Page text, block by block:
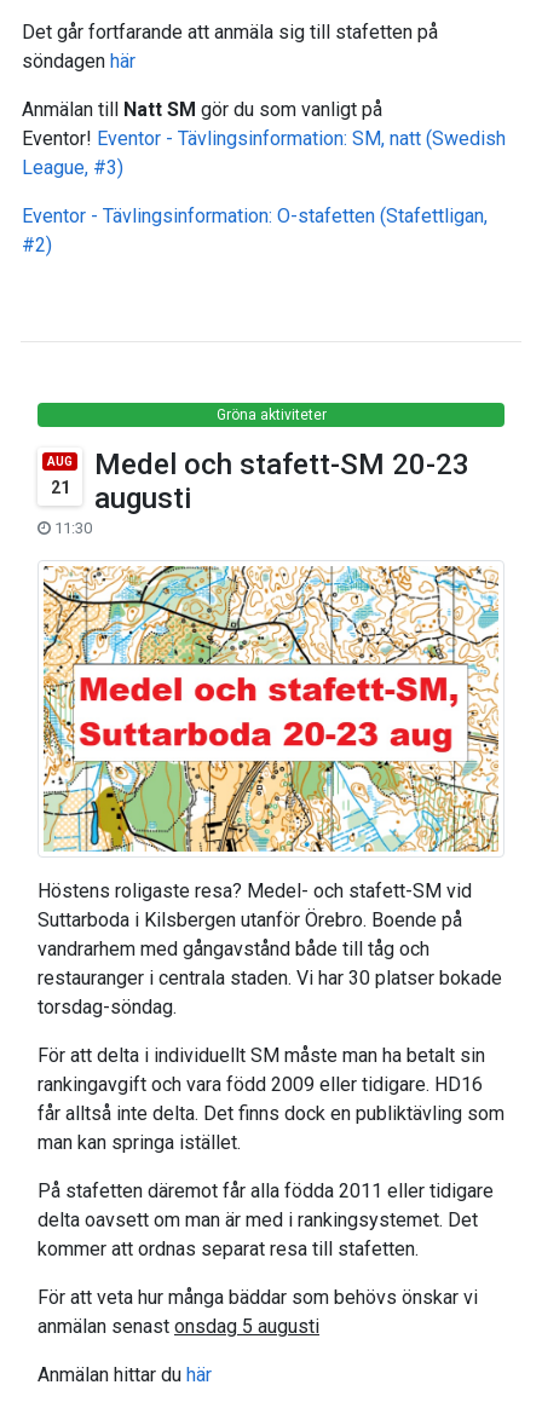
Det går fortfarande att anmäla sig till stafetten på
söndagen här
Anmälan till Natt SM gör du som vanligt på
Eventor! Eventor - Tävlingsinformation: SM, natt (Swedish
League, #3)
Eventor - Tävlingsinformation: O-stafetten (Stafettligan,
#2)
Gröna aktiviteter
AUG
21
Medel och stafett-SM 20-23
augusti
11:30
Höstens roligaste resa? Medel- och stafett-SM vid
Suttarboda i Kilsbergen utanför Örebro. Boende på
vandrarhem med gångavstånd både till tåg och
restauranger i centrala staden. Vi har 30 platser bokade
torsdag-söndag.
För att delta i individuellt SM måste man ha betalt sin
rankingavgift och vara född 2009 eller tidigare. HD16
får alltså inte delta. Det finns dock en publiktävling som
man kan springa istället.
På stafetten däremot får alla födda 2011 eller tidigare
delta oavsett om man är med i rankingsystemet. Det
kommer att ordnas separat resa till stafetten.
För att veta hur många bäddar som behövs önskar vi
anmälan senast onsdag 5 augusti
Anmälan hittar du här